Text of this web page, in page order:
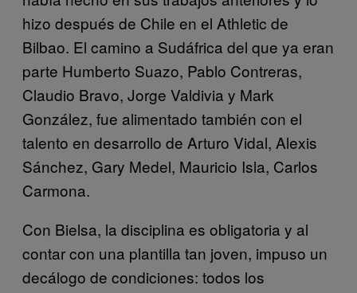
hizo después de Chile en el Athletic de
Bilbao. El camino a Sudáfrica del que ya eran
parte Humberto Suazo, Pablo Contreras,
Claudio Bravo, Jorge Valdivia y Mark
González, fue alimentado también con el
talento en desarrollo de Arturo Vidal, Alexis
Sánchez, Gary Medel, Mauricio Isla, Carlos
Carmona.
Con Bielsa, la disciplina es obligatoria y al
contar con una plantilla tan joven, impuso un
decálogo de condiciones: todos los